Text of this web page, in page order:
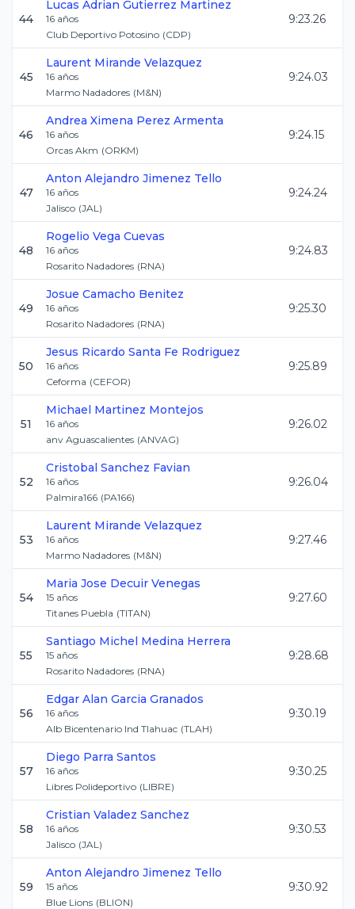
44
Lucas Adrian Gutierrez Martinez
16 años
Club Deportivo Potosino (CDP)
9:23.26
45
Laurent Mirande Velazquez
16 años
Marmo Nadadores (M&N)
9:24.03
46
Andrea Ximena Perez Armenta
16 años
Orcas Akm (ORKM)
9:24.15
47
Anton Alejandro Jimenez Tello
16 años
Jalisco (JAL)
9:24.24
48
Rogelio Vega Cuevas
16 años
Rosarito Nadadores (RNA)
9:24.83
49
Josue Camacho Benitez
16 años
Rosarito Nadadores (RNA)
9:25.30
50
Jesus Ricardo Santa Fe Rodriguez
16 años
Ceforma (CEFOR)
9:25.89
51
Michael Martinez Montejos
16 años
anv Aguascalientes (ANVAG)
9:26.02
52
Cristobal Sanchez Favian
16 años
Palmira166 (PA166)
9:26.04
53
Laurent Mirande Velazquez
16 años
Marmo Nadadores (M&N)
9:27.46
54
Maria Jose Decuir Venegas
15 años
Titanes Puebla (TITAN)
9:27.60
55
Santiago Michel Medina Herrera
15 años
Rosarito Nadadores (RNA)
9:28.68
56
Edgar Alan Garcia Granados
16 años
Alb Bicentenario Ind Tlahuac (TLAH)
9:30.19
57
Diego Parra Santos
16 años
Libres Polideportivo (LIBRE)
9:30.25
58
Cristian Valadez Sanchez
16 años
Jalisco (JAL)
9:30.53
59
Anton Alejandro Jimenez Tello
15 años
Blue Lions (BLION)
9:30.92